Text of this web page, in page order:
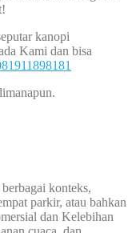
kanopi
Kami dan bisa
konteks,
parkir, atau bahkan
dan Kelebihan